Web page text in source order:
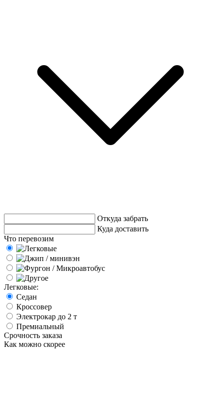
Откуда забрать
Куда доставить
Что перевозим
Легковые:
Седан
Кроссовер
Электрокар до 2 т
Премиальный
Срочность заказа
Как можно скорее